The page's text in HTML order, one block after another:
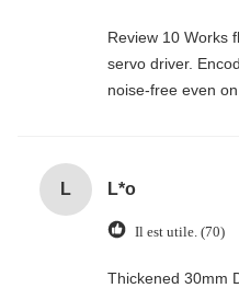
Review 10 Works
servo driver.
noise-free even
L L*o
Il est utile. (70)
Thickened 30mm